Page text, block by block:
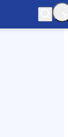
Hà Nội